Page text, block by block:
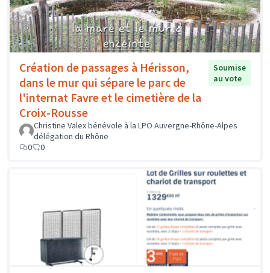
Création de passages à Hérisson,
dans le mur qui sépare le parc de
l'internat Favre et le cimetière de la
Croix-Rousse
Soumise
au vote
Christine Valex bénévole à la LPO Auvergne-Rhône-Alpes
délégation du Rhône
0
0